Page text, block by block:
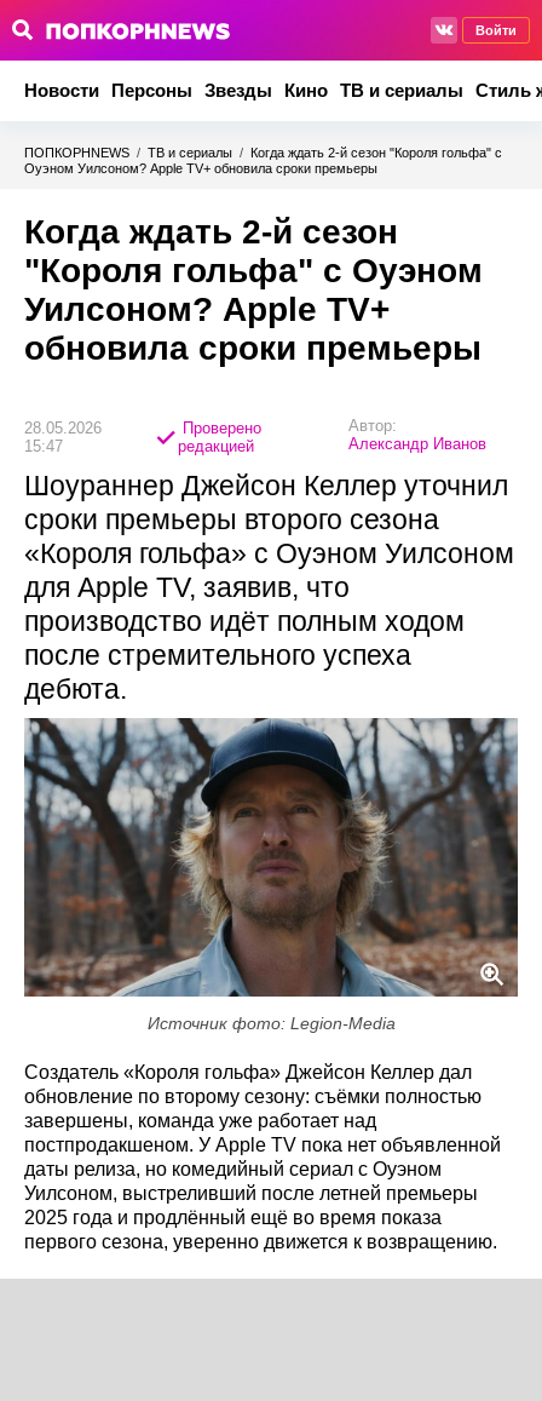
Войти
Новости Персоны Звезды Кино ТВ и сериалы Стиль
ПОПКОРНNEWS / ТВ и сериалы / Когда ждать 2-й сезон "Короля гольфа" с
Оуэном Уилсоном? Apple TV+ обновила сроки премьеры
Когда ждать 2-й сезон
"Короля гольфа" с Оуэном
Уилсоном? Apple TV+
обновила сроки премьеры
28.05.2026
15:47
Проверено
редакцией
Автор:
Александр Иванов
Шоураннер Джейсон Келлер уточнил
сроки премьеры второго сезона
«Короля гольфа» с Оуэном Уилсоном
для Apple TV, заявив, что
производство идёт полным ходом
после стремительного успеха
дебюта.
Источник фото: Legion-Media
Создатель «Короля гольфа» Джейсон Келлер дал
обновление по второму сезону: съёмки полностью
завершены, команда уже работает над
постпродакшеном. У Apple TV пока нет объявленной
даты релиза, но комедийный сериал с Оуэном
Уилсоном, выстреливший после летней премьеры
2025 года и продлённый ещё во время показа
первого сезона, уверенно движется к возвращению.